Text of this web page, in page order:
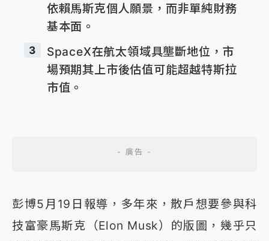
依賴馬斯克個人願景，而非單純財務
基本面。
3
SpaceX在航太領域具壟斷地位，市
場預期其上市後估值可能超越特斯拉
市值。
彭博5月19日報導，多年來，散戶想要參與科
技富豪馬斯克（Elon Musk）的版圖，幾乎只